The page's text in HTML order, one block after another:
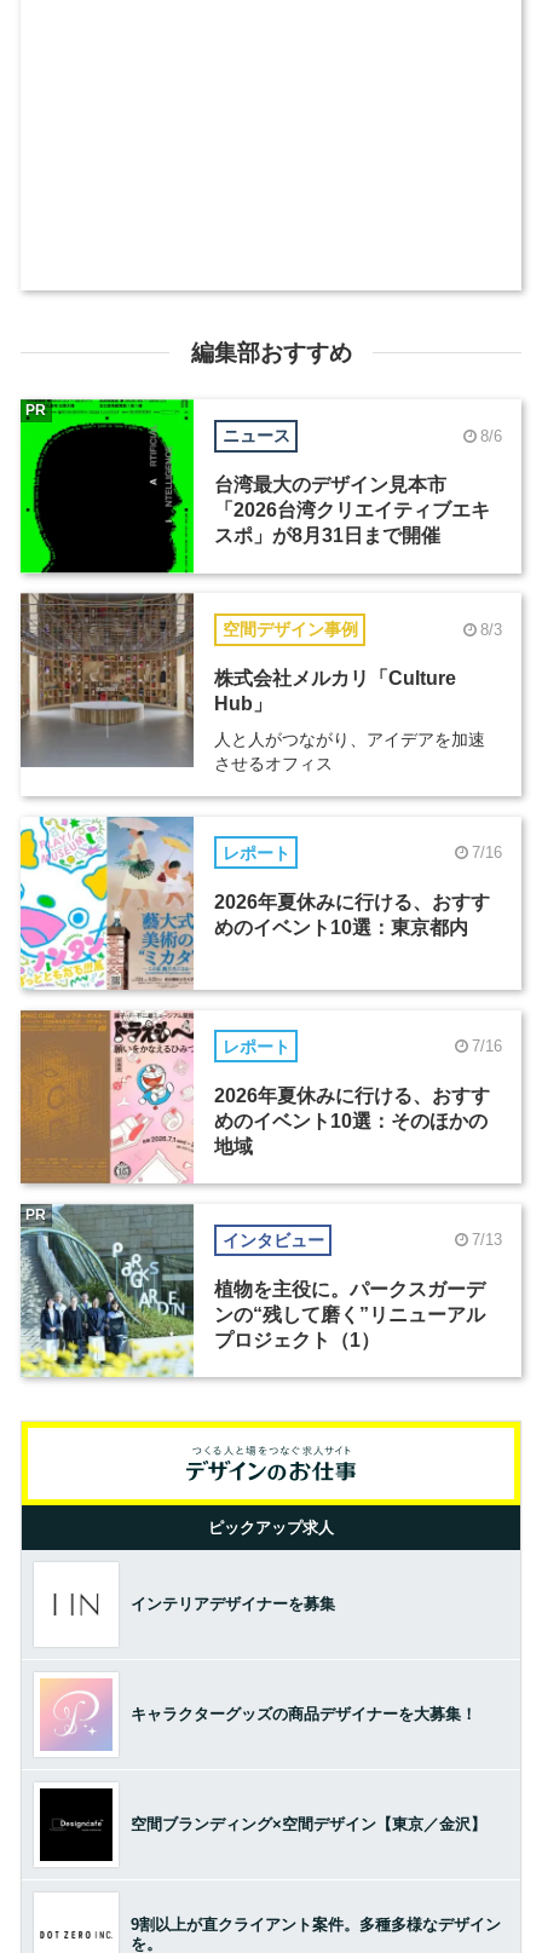
編集部おすすめ
ニュース 8/6
台湾最大のデザイン見本市
「2026台湾クリエイティブエキ
スポ」が8月31日まで開催
PR
空間デザイン事例 8/3
株式会社メルカリ「Culture
Hub」
人と人がつながり、アイデアを加速
させるオフィス
レポート 7/16
2026年夏休みに行ける、おすす
めのイベント10選：東京都内
レポート 7/16
2026年夏休みに行ける、おすす
めのイベント10選：そのほかの
地域
インタビュー 7/13
植物を主役に。パークスガーデ
ンの“残して磨く”リニューアル
プロジェクト（1）
PR
ピックアップ求人
インテリアデザイナーを募集
キャラクターグッズの商品デザイナーを大募集！
空間ブランディング×空間デザイン【東京／金沢】
9割以上が直クライアント案件。多種多様なデザイン
を。